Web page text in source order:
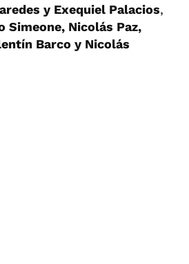
y Exequiel Palacios,
Simeone, Nicolás Paz,
Barco y Nicolás